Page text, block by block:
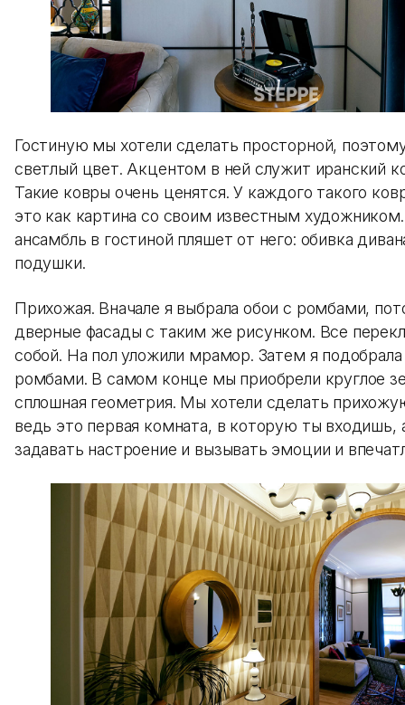
Гостиную мы хотели сделать просторной,
светлый цвет. Акцентом в ней служит иранский
Такие ковры очень ценятся. У каждого такого
это как картина со своим известным
ансамбль в гостиной пляшет от него: обивка
подушки.
Прихожая. Вначале я выбрала обои с ромбами,
дверные фасады с таким же рисунком. Все
собой. На пол уложили мрамор. Затем я
ромбами. В самом конце мы приобрели круглое
сплошная геометрия. Мы хотели сделать
ведь это первая комната, в которую ты входишь,
задавать настроение и вызывать эмоции и